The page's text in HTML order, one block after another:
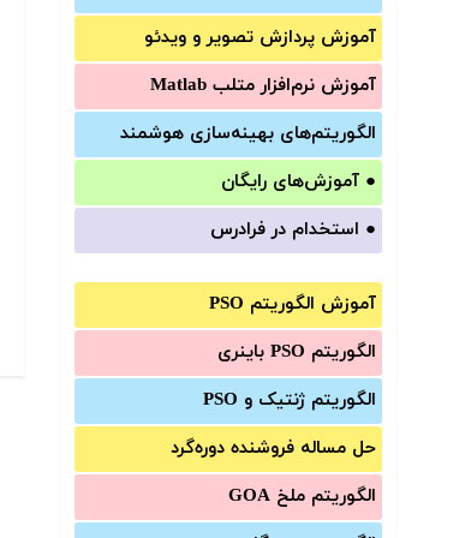
آموزش‌ پردازش تصویر و ویدئو
آموزش‌ نرم‌افزار متلب Matlab
الگوریتم‌های بهینه‌سازی هوشمند
● آموزش‌های رایگان
● استخدام در فرادرس
آموزش الگوریتم PSO
الگوریتم PSO باینری
الگوریتم ژنتیک و PSO
حل مساله فروشنده دوره‌گرد
الگوریتم ملخ GOA